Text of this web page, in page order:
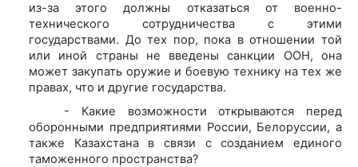
из-за этого должны отказаться от военно-
технического сотрудничества с этими
государствами. До тех пор, пока в отношении той
или иной страны не введены санкции ООН, она
может закупать оружие и боевую технику на тех же
правах, что и другие государства.
- Какие возможности открываются перед
оборонными предприятиями России, Белоруссии, а
также Казахстана в связи с созданием единого
таможенного пространства?